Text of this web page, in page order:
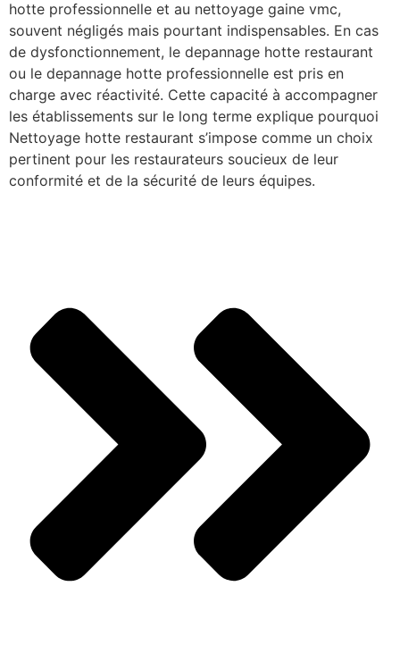
hotte professionnelle et au nettoyage gaine vmc,
souvent négligés mais pourtant indispensables. En cas
de dysfonctionnement, le depannage hotte restaurant
ou le depannage hotte professionnelle est pris en
charge avec réactivité. Cette capacité à accompagner
les établissements sur le long terme explique pourquoi
Nettoyage hotte restaurant s’impose comme un choix
pertinent pour les restaurateurs soucieux de leur
conformité et de la sécurité de leurs équipes.